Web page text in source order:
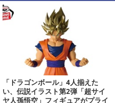
「ドラゴンボール」4人揃えた
い、伝説イラスト第2弾「超サイ
ヤ人孫悟空」フィギュアがプライ